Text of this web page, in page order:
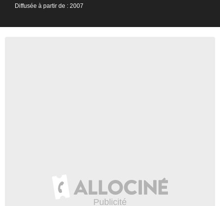
Diffusée à partir de : 2007